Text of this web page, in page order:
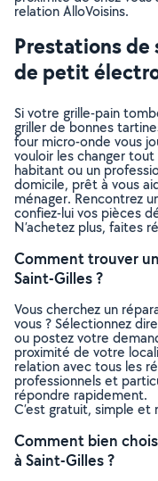
relation AlloVoisins.
Prestations de
de petit
Si votre grille-pain
griller de bonnes
four micro-onde vous
vouloir les changer tout
habitant ou un
domicile, prêt à vous
ménager. Rencontrez
confiez-lui vos pièces
N’achetez plus, faites
Comment trouver
Saint-Gilles ?
Vous cherchez un
vous ? Sélectionnez
ou postez votre
proximité de votre
relation avec tous les
professionnels et
répondre rapidement.
C’est gratuit, simple
Comment bien
à Saint-Gilles ?